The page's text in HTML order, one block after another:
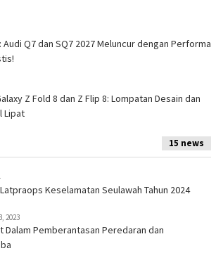
Audi Q7 dan SQ7 2027 Meluncur dengan Performa
Z Fold 8 dan Z Flip 8: Lompatan Desain dan
Lipat
15 news
Keselamatan Seulawah Tahun 2024
2023
Dalam Pemberantasan Peredaran dan